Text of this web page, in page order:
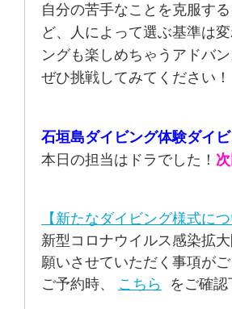
自分の苦手なことを克服す
ど、人によって選ぶ基準は
ングも楽しめちゃうアドバ
ぜひ挑戦してみてください！
石垣島ダイビング体験ダイ
本日の担当はドラでした！
【新たなダイビング様式につ
新型コロナウイルス感染拡
願いさせていただく事項がご
ご予約時、 こちら をご確認